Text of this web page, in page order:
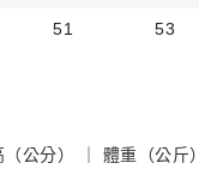
51 53
公分） ｜ 體重（公斤）